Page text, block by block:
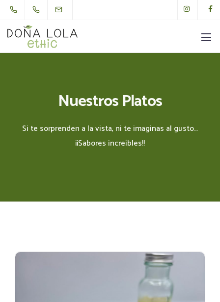
Nuestros Platos
Si te sorprenden a la vista, ni te imaginas al gusto…
¡¡Sabores increíbles!!